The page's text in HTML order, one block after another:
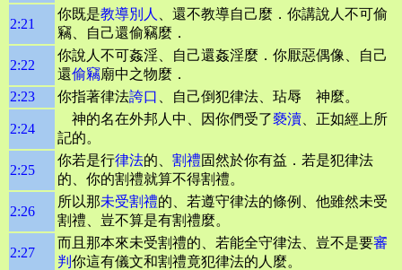
2:21
你既是教導別人
、還不教導自己麼．你講說人不可偷
竊、自己還偷竊麼．
2:22
你說人不可姦淫、自己還姦淫麼．你厭惡偶像、自己
還偷竊廟中之物麼．
2:23
你指著律法誇口 、自己倒犯律法、玷辱 神麼。
2:24
神的名在外邦人中、因你們受了褻瀆 、正如經上所
記的。
2:25
你若是行律法的、 割禮固然於你有益．若是犯律法
的、你的割禮就算不得割禮。
2:26
所以那未受割禮的、若遵守律法的條例、他雖然未受
割禮、豈不算是有割禮麼。
2:27
而且那本來未受割禮的、若能全守律法、豈不是要審
判 你這有儀文和割禮竟犯律法的人麼。